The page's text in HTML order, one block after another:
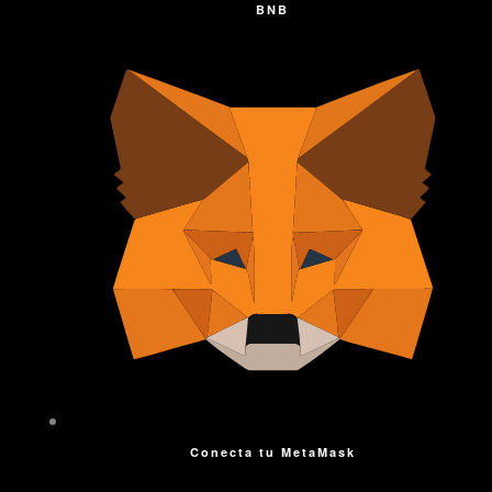
BNB
Conecta tu MetaMask